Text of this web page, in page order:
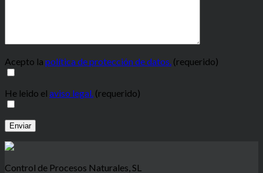
Acepto la política de protección de datos. (requerido)
He leido el aviso legal. (requerido)
Control de Procesos Naturales, SL